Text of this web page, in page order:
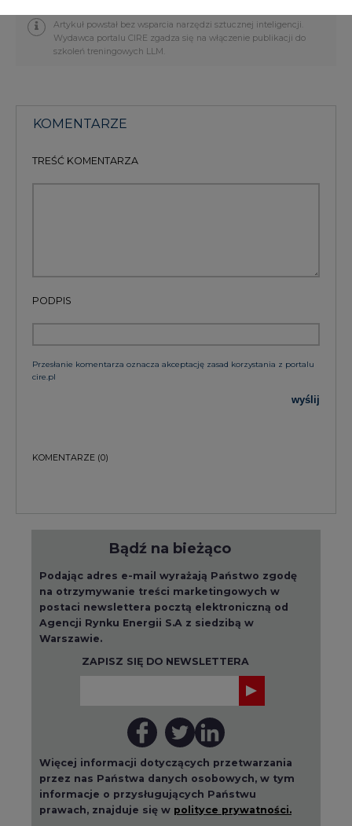
Artykuł powstał bez wsparcia narzędzi sztucznej inteligencji.
Wydawca portalu CIRE zgadza się na włączenie publikacji do
szkoleń treningowych LLM.
KOMENTARZE
TREŚĆ KOMENTARZA
PODPIS
Przesłanie komentarza oznacza akceptację zasad korzystania z portalu
cire.pl
wyślij
KOMENTARZE (0)
Bądź na bieżąco
Podając adres e-mail wyrażają Państwo zgodę
na otrzymywanie treści marketingowych w
postaci newslettera pocztą elektroniczną od
Agencji Rynku Energii S.A z siedzibą w
Warszawie.
ZAPISZ SIĘ DO NEWSLETTERA
Więcej informacji dotyczących przetwarzania
przez nas Państwa danych osobowych, w tym
informacje o przysługujących Państwu
prawach, znajduje się w polityce prywatności.